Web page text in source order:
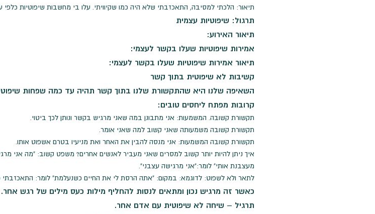
תיאור: הלכתי למסיבה, התאכזבתי שלא היה כמו שקיוויתי. עלו בי מחשבות שיפוטיות כלפי
תרגול: שיפוטיות עצמית
תיאור האירוע:
אמירות שיפוטיות שעלו בקשר לעצמי:
תיאור אמירות שיפוטיות שעלו בקשר לעצמי:
קשיבות לא שיפוטית בתוך קשר
השאיפה שלנו היא שהתקשורת שלנו בתוך קשר תהיה עד כמה שפחות
קרובות מפתח ליחסים טובים:
תקשורת קשובה. המשמעות: אני מתבונן במה שאני מרגיש בקשר ונותן לכך ביטוי.
תקשורת קשובה משמעותה שאני קשוב למה שאני אומר.
תקשורת קשובה המשמעות: אני מנסה להבין את האחר ואת מניעיו בטרם אשפוט אותו.
איך ניתן להיות יותר קשוב למסרים שאני מעביר לאנשים אחרים? משפט קשוב: "מה אני
מעצבנת אותי" לומר:"אני מרגישה עצבני".
לתאר ולא לשפוט: לדוגמא: במקום: "אתה הרסת לי את החיים כשנעלמת" לומר: התאכזבתי
כאשר זה מרגיש נכון ומתאים לנסות להחליף מילות כעס מילים של רגש אחר.
תרגיל – שיחה לא שיפוטית עם אדם אחר.